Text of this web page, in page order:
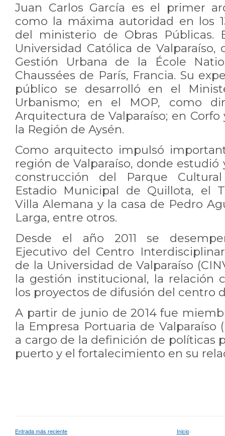
Juan Carlos García es el primer
como la máxima autoridad en los
del ministerio de Obras Públicas.
Universidad Católica de
Gestión Urbana de la École
Chaussées de París, Francia. Su
público se desarrolló en el
Urbanismo; en el MOP, como
Arquitectura de Valparaíso; en Corfo
la Región de Aysén.
Como arquitecto impulsó
región de Valparaíso, donde estudió
construcción del Parque
Estadio Municipal de Quillota, el
Villa Alemana y la casa de Pedro
Larga, entre otros.
Desde el año 2011 se
Ejecutivo del Centro
de la Universidad de Valparaíso
la gestión institucional, la relación
los proyectos de difusión del centro
A partir de junio de 2014 fue
la Empresa Portuaria de Valparaíso
a cargo de la definición de políticas
puerto y el fortalecimiento en su
Entrada más reciente Inicio